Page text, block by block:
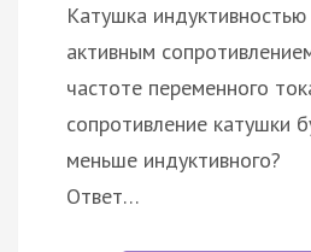
Катушка индуктивностью
активным
частоте переменного
сопротивление катушки
меньше индуктивного?
Ответ…